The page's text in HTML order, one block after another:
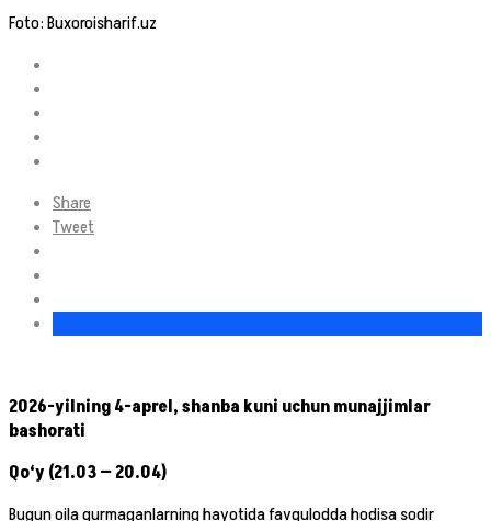
Foto: Buxoroisharif.uz
Share
Tweet
2026-yilning 4-aprel, shanba kuni uchun munajjimlar
bashorati
Qo‘y (21.03 — 20.04)
Bugun oila qurmaganlarning hayotida favqulodda hodisa sodir